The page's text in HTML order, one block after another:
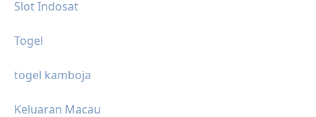
Slot Indosat
Togel
togel kamboja
Keluaran Macau